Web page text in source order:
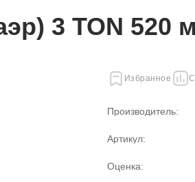
вода
Полироль
Присадки
Смазки
Промывки
3 TON 520
Избранное
Производитель:
Артикул:
Оценка: